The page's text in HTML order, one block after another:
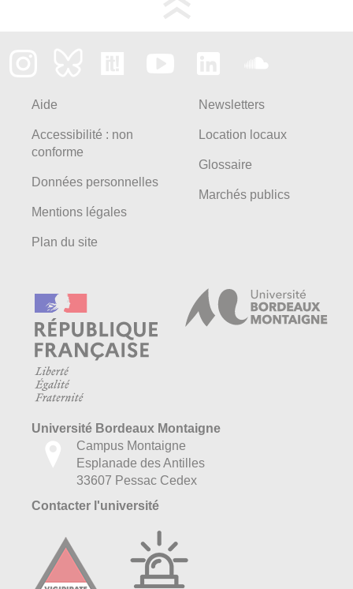
Aide
Accessibilité : non
conforme
Données personnelles
Mentions légales
Plan du site
Newsletters
Location locaux
Glossaire
Marchés publics
Université Bordeaux Montaigne
Campus Montaigne
Esplanade des Antilles
33607 Pessac Cedex
Contacter l'université